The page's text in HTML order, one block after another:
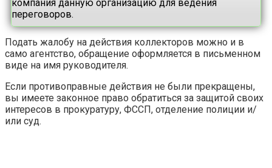
компания данную организацию для ведения
переговоров.
Подать жалобу на действия коллекторов можно и в
само агентство, обращение оформляется в письменном
виде на имя руководителя.
Если противоправные действия не были прекращены,
вы имеете законное право обратиться за защитой своих
интересов в прокуратуру, ФССП, отделение полиции и/
или суд.